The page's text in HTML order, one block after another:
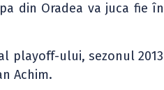
din Oradea va juca fie
playoff-ului, sezonul
Achim.